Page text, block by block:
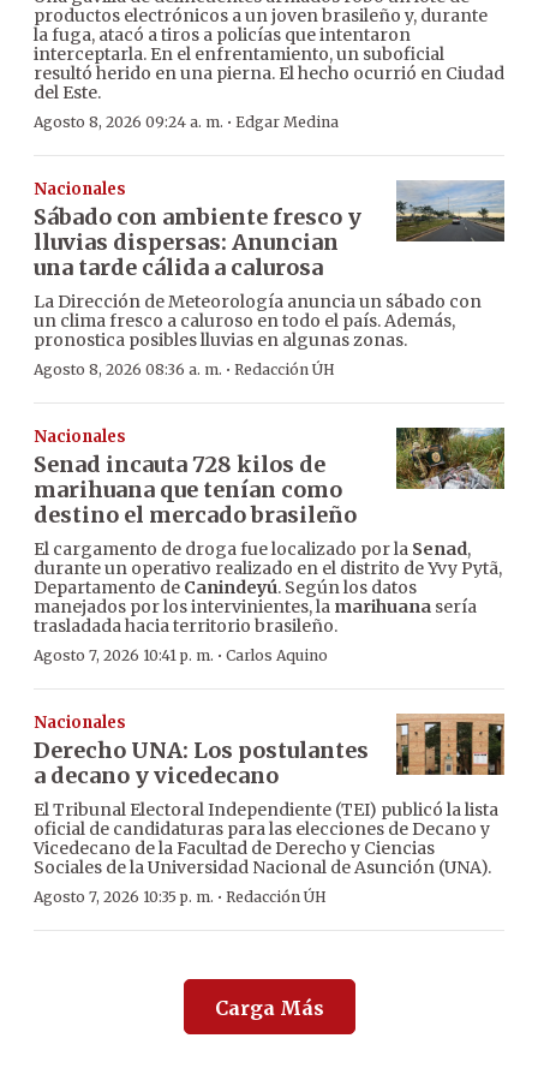
productos electrónicos a un joven brasileño y, durante
la fuga, atacó a tiros a policías que intentaron
interceptarla. En el enfrentamiento, un suboficial
resultó herido en una pierna. El hecho ocurrió en Ciudad
del Este.
Agosto 8, 2026 09:24 a. m. · Edgar Medina
Nacionales
Sábado con ambiente fresco y
lluvias dispersas: Anuncian
una tarde cálida a calurosa
La Dirección de Meteorología anuncia un sábado con
un clima fresco a caluroso en todo el país. Además,
pronostica posibles lluvias en algunas zonas.
Agosto 8, 2026 08:36 a. m. · Redacción ÚH
Nacionales
Senad incauta 728 kilos de
marihuana que tenían como
destino el mercado brasileño
El cargamento de droga fue localizado por la Senad,
durante un operativo realizado en el distrito de Yvy Pytã,
Departamento de Canindeyú. Según los datos
manejados por los intervinientes, la marihuana sería
trasladada hacia territorio brasileño.
Agosto 7, 2026 10:41 p. m. · Carlos Aquino
Nacionales
Derecho UNA: Los postulantes
a decano y vicedecano
El Tribunal Electoral Independiente (TEI) publicó la lista
oficial de candidaturas para las elecciones de Decano y
Vicedecano de la Facultad de Derecho y Ciencias
Sociales de la Universidad Nacional de Asunción (UNA).
Agosto 7, 2026 10:35 p. m. · Redacción ÚH
Carga Más